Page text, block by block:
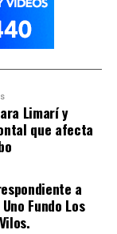
Limarí y
que afecta
a
Fundo Los